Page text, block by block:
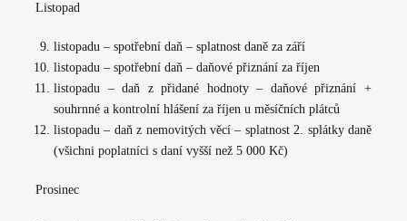
Listopad
listopadu – spotřební daň – splatnost daně za září
listopadu – spotřební daň – daňové přiznání za říjen
listopadu – daň z přidané hodnoty – daňové přiznání +
souhrnné a kontrolní hlášení za říjen u měsíčních plátců
listopadu – daň z nemovitých věcí – splatnost 2. splátky daně
(všichni poplatníci s daní vyšší než 5 000 Kč)
Prosinec